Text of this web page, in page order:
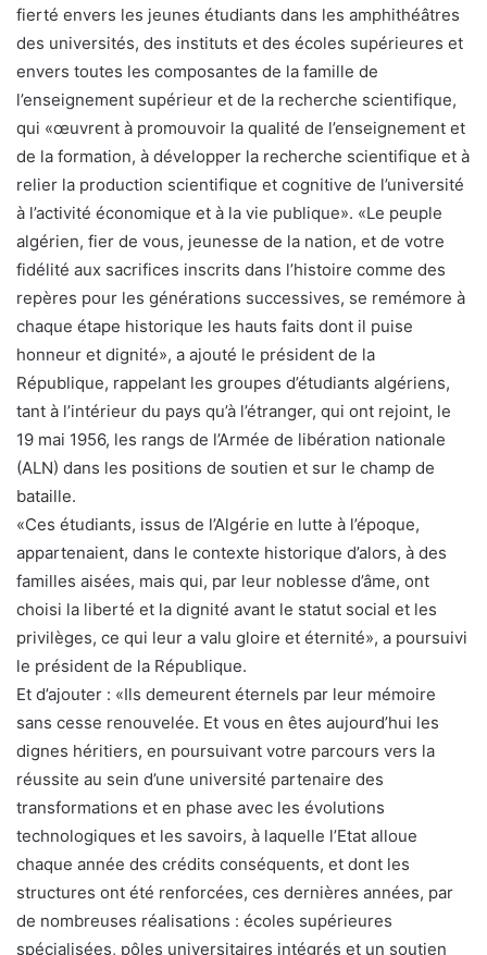
fierté envers les jeunes étudiants dans les amphithéâtres
des universités, des instituts et des écoles supérieures et
envers toutes les composantes de la famille de
l’enseignement supérieur et de la recherche scientifique,
qui «œuvrent à promouvoir la qualité de l’enseignement et
de la formation, à développer la recherche scientifique et à
relier la production scientifique et cognitive de l’université
à l’activité économique et à la vie publique». «Le peuple
algérien, fier de vous, jeunesse de la nation, et de votre
fidélité aux sacrifices inscrits dans l’histoire comme des
repères pour les générations successives, se remémore à
chaque étape historique les hauts faits dont il puise
honneur et dignité», a ajouté le président de la
République, rappelant les groupes d’étudiants algériens,
tant à l’intérieur du pays qu’à l’étranger, qui ont rejoint, le
19 mai 1956, les rangs de l’Armée de libération nationale
(ALN) dans les positions de soutien et sur le champ de
bataille.
«Ces étudiants, issus de l’Algérie en lutte à l’époque,
appartenaient, dans le contexte historique d’alors, à des
familles aisées, mais qui, par leur noblesse d’âme, ont
choisi la liberté et la dignité avant le statut social et les
privilèges, ce qui leur a valu gloire et éternité», a poursuivi
le président de la République.
Et d’ajouter : «Ils demeurent éternels par leur mémoire
sans cesse renouvelée. Et vous en êtes aujourd’hui les
dignes héritiers, en poursuivant votre parcours vers la
réussite au sein d’une université partenaire des
transformations et en phase avec les évolutions
technologiques et les savoirs, à laquelle l’Etat alloue
chaque année des crédits conséquents, et dont les
structures ont été renforcées, ces dernières années, par
de nombreuses réalisations : écoles supérieures
spécialisées, pôles universitaires intégrés et un soutien